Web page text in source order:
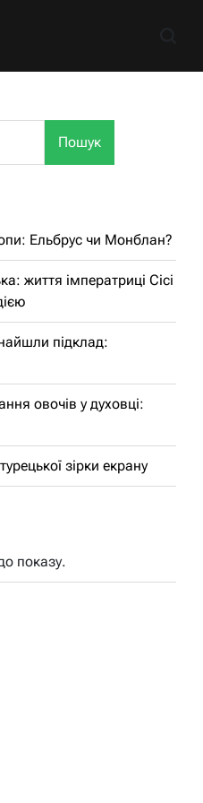
Пошук
Ельбрус чи Монблан?
життя імператриці Сісі
підклад:
овочів у духовці:
зірки екрану
показу.